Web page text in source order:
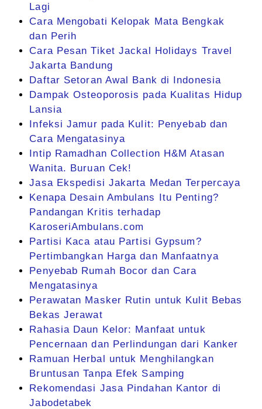
Lagi
Cara Mengobati Kelopak Mata Bengkak
dan Perih
Cara Pesan Tiket Jackal Holidays Travel
Jakarta Bandung
Daftar Setoran Awal Bank di Indonesia
Dampak Osteoporosis pada Kualitas Hidup
Lansia
Infeksi Jamur pada Kulit: Penyebab dan
Cara Mengatasinya
Intip Ramadhan Collection H&M Atasan
Wanita. Buruan Cek!
Jasa Ekspedisi Jakarta Medan Terpercaya
Kenapa Desain Ambulans Itu Penting?
Pandangan Kritis terhadap
KaroseriAmbulans.com
Partisi Kaca atau Partisi Gypsum?
Pertimbangkan Harga dan Manfaatnya
Penyebab Rumah Bocor dan Cara
Mengatasinya
Perawatan Masker Rutin untuk Kulit Bebas
Bekas Jerawat
Rahasia Daun Kelor: Manfaat untuk
Pencernaan dan Perlindungan dari Kanker
Ramuan Herbal untuk Menghilangkan
Bruntusan Tanpa Efek Samping
Rekomendasi Jasa Pindahan Kantor di
Jabodetabek